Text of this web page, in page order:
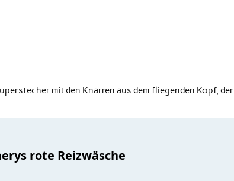
mit den Knarren aus dem fliegenden Kopf, der